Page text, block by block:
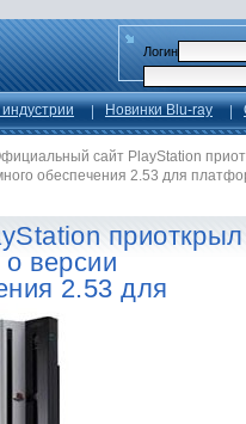
Логин
Новинки Blu-ray
сайт PlayStation
обеспечения 2.53 для
приоткрыл
версии
2.53 для
3